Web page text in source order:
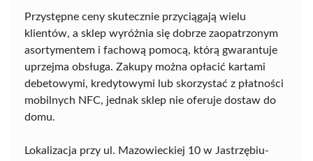
Przystępne ceny skutecznie przyciągają wielu
klientów, a sklep wyróżnia się dobrze zaopatrzonym
asortymentem i fachową pomocą, którą gwarantuje
uprzejma obsługa. Zakupy można opłacić kartami
debetowymi, kredytowymi lub skorzystać z płatności
mobilnych NFC, jednak sklep nie oferuje dostaw do
domu.
Lokalizacja przy ul. Mazowieckiej 10 w Jastrzębiu-